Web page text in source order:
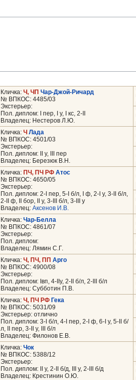
Кличка: Ч, ЧП Чар-Джой-Ричард
№ ВПКОС: 4485/03
Экстерьер:
Пол. диплом: I пер, I у, I кс, 2-II
Владелец: Нестеров Л.Ю.
Кличка: Ч Лада
№ ВПКОС: 4501/03
Экстерьер:
Пол. диплом: II у, III пер
Владелец: Березюк В.Н.
Кличка: ПЧ, ПЧ РФ Атос
№ ВПКОС: 4650/05
Экстерьер:
Пол. диплом: 2-I пер, 5-I б/л, I ф, 2-I у, 3-II б/л,
2-II ф, II бор, II у, 3-III б/л, 3-III у
Владелец: Аксенов И.В.
Кличка: Чар-Белла
№ ВПКОС: 4861/07
Экстерьер:
Пол. диплом:
Владелец: Лямин С.Г.
Кличка: Ч, ПЧ, ПП Арго
№ ВПКОС: 4900/08
Экстерьер:
Пол. диплом: Iвп, 4-IIу, 2-II б/л, 2-III б/л
Владелец: Субботин П.В.
Кличка: Ч, ПЧ РФ Гека
№ ВПКОС: 5031/09
Экстерьер: отлично
Пол. диплом: 3-I б/л, 4-I пер, 2-I ф, 6-I у, 5-II б/
л, II пер, 3-II у, III б/л
Владелец: Филонов Е.В.
Кличка: Чок
№ ВПКОС: 5388/12
Экстерьер:
Пол. диплом: II у, 2-II б/д, III у, 2-III б/д
Владелец: Крестинин О.Ю.